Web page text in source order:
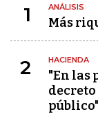
1 ANÁLISIS
Más
2 HACIENDA
"En las
público"